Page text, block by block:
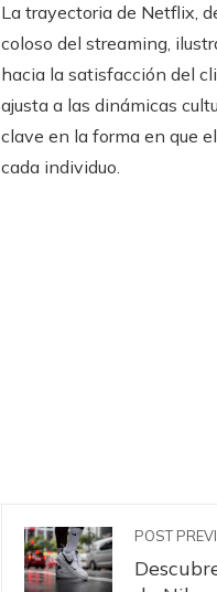
La trayectoria de Netflix,
coloso del streaming,
hacia la satisfacción del
ajusta a las dinámicas
clave en la forma en que
cada individuo.
POST